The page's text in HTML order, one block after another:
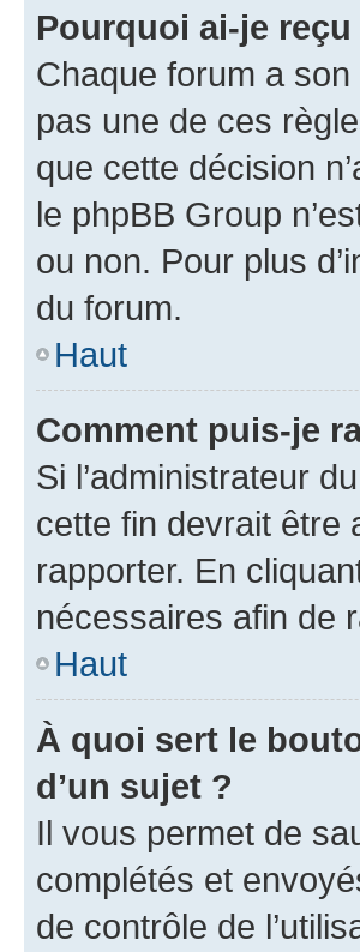
Pourquoi ai-je
Chaque forum a
pas une de ces
que cette décision
le phpBB Group
ou non. Pour plus
du forum.
Haut
Comment puis-je
Si l’administrateur
cette fin devrait être
rapporter. En
nécessaires afin de
Haut
À quoi sert le
d’un sujet ?
Il vous permet de
complétés et
de contrôle de